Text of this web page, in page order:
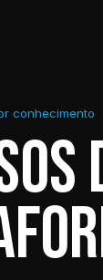
conhecimento